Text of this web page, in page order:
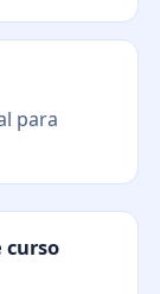
para
curso